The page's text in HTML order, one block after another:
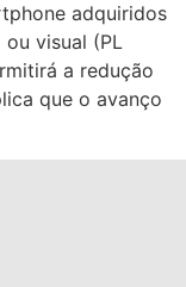
adquiridos
visual (PL
a redução
que o avanço